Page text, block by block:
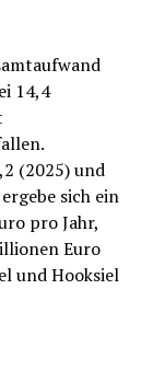
14,4
(2025) und
sich ein
pro Jahr,
Euro
und Hooksiel